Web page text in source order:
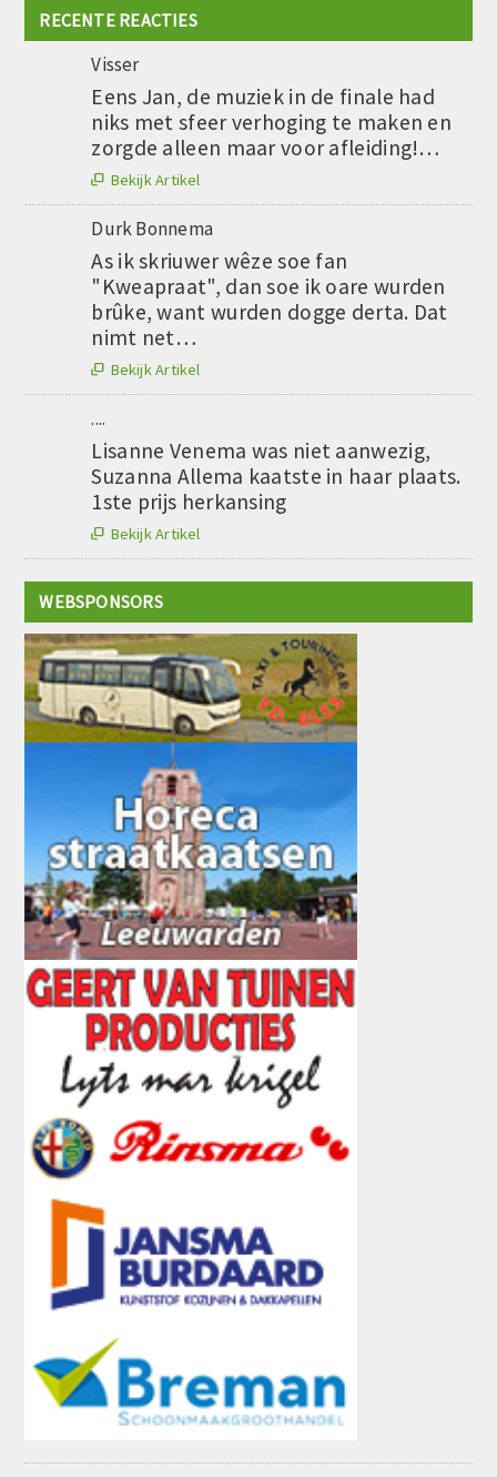
RECENTE REACTIES
Visser
Eens Jan, de muziek in de finale had
niks met sfeer verhoging te maken en
zorgde alleen maar voor afleiding!…
 Bekijk Artikel
Durk Bonnema
As ik skriuwer wêze soe fan
"Kweapraat", dan soe ik oare wurden
brûke, want wurden dogge derta. Dat
nimt net…
 Bekijk Artikel
....
Lisanne Venema was niet aanwezig,
Suzanna Allema kaatste in haar plaats.
1ste prijs herkansing
 Bekijk Artikel
WEBSPONSORS